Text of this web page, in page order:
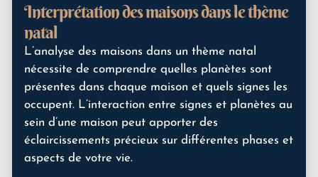
Interprétation des maisons dans le thème
natal
L’analyse des maisons dans un thème natal
nécessite de comprendre quelles planètes sont
présentes dans chaque maison et quels signes les
occupent. L’interaction entre signes et planètes au
sein d’une maison peut apporter des
éclaircissements précieux sur différentes phases et
aspects de votre vie.